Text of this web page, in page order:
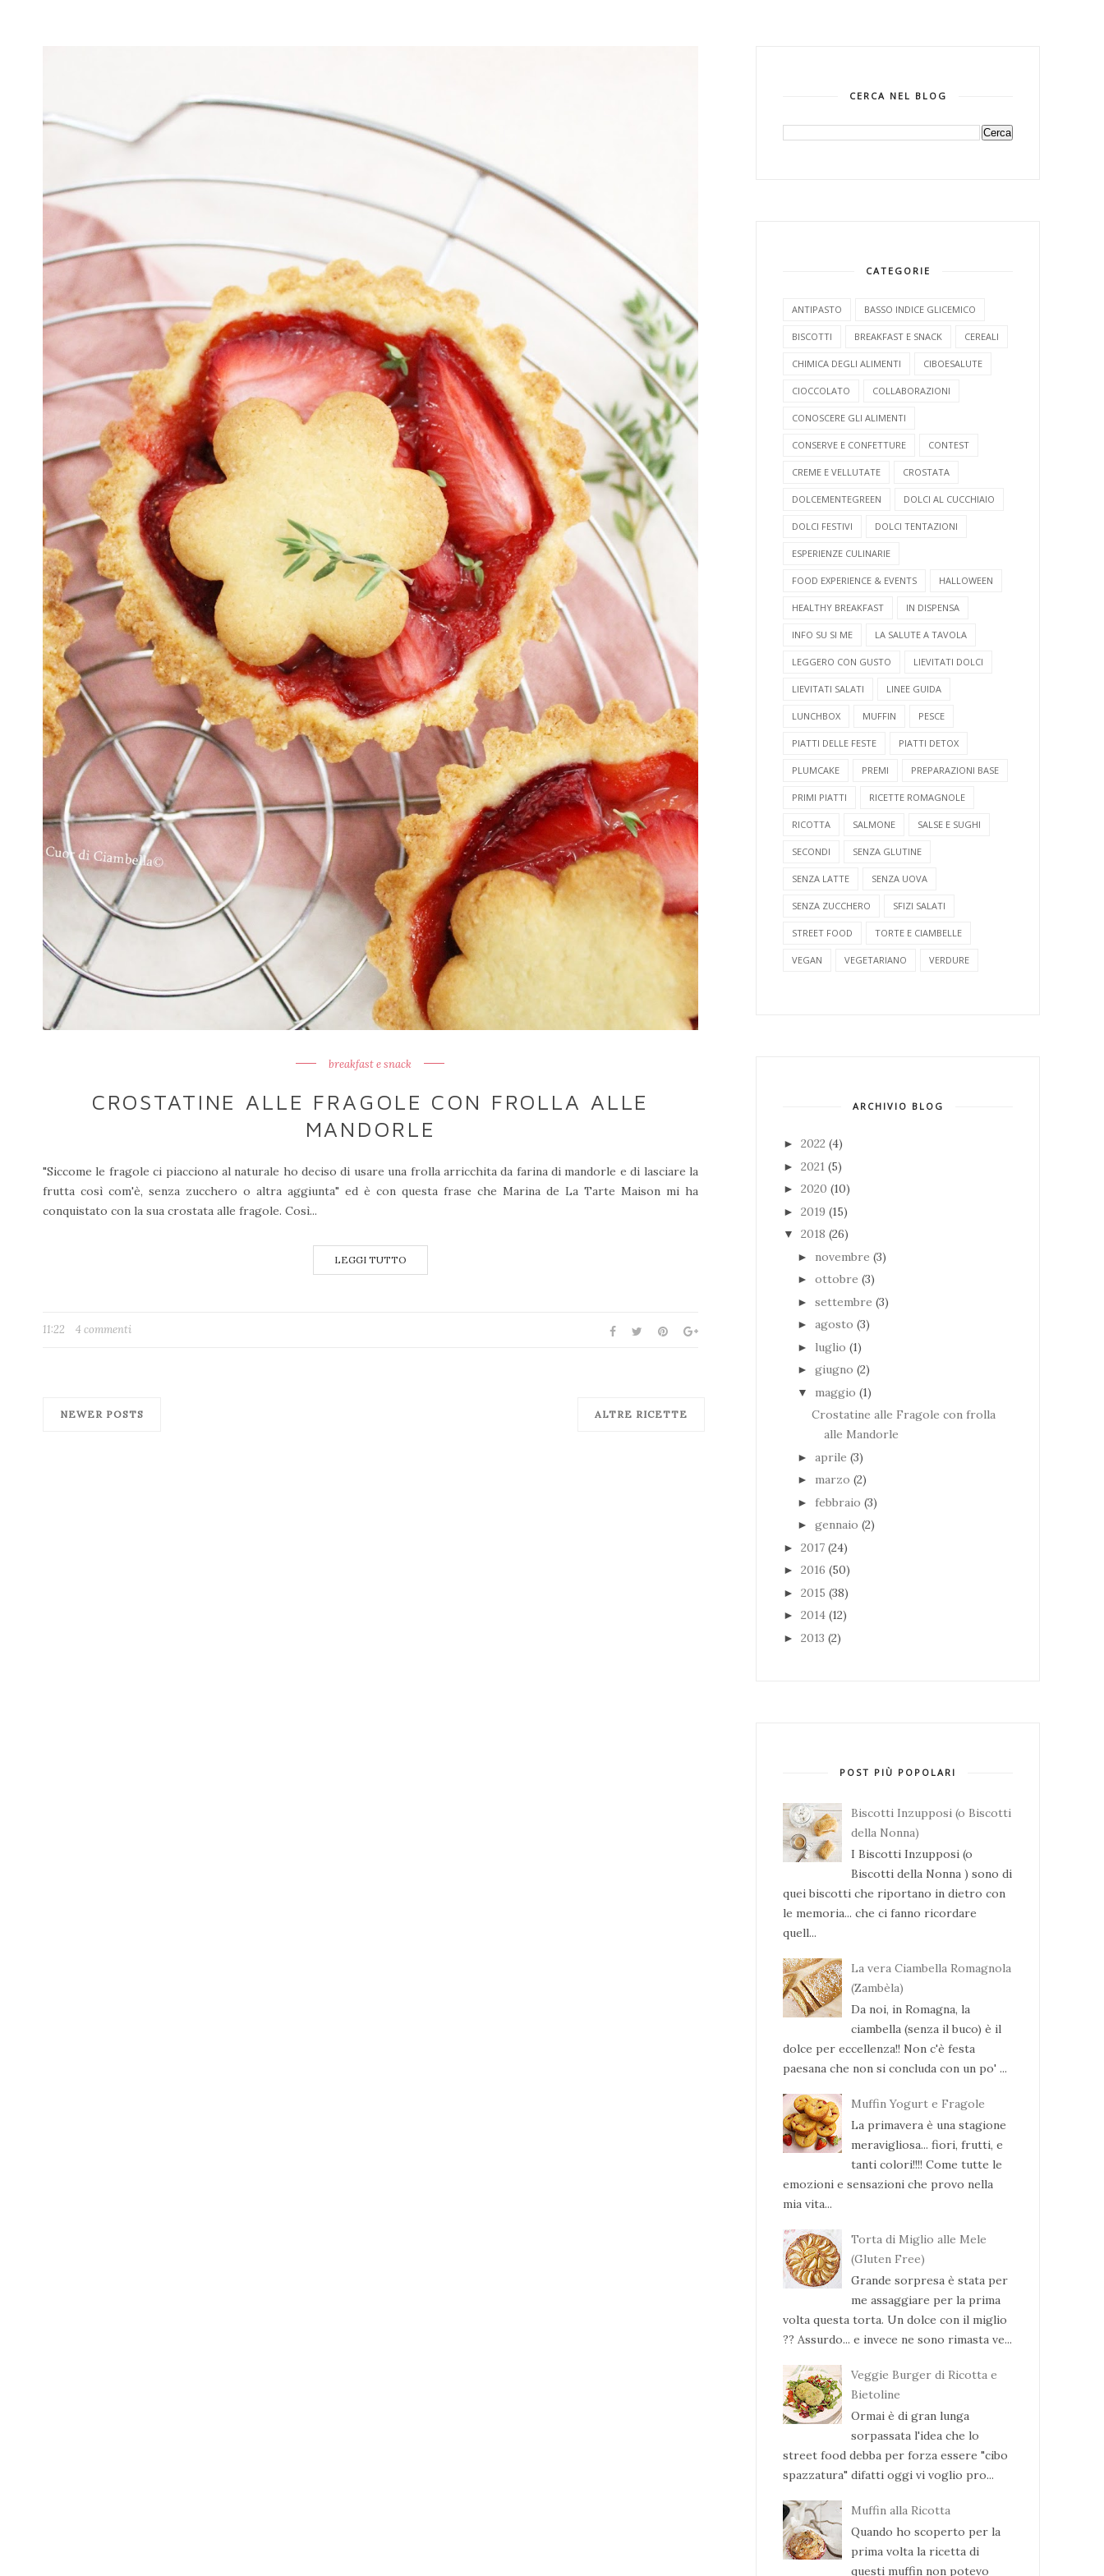
breakfast e snack
CROSTATINE ALLE FRAGOLE CON FROLLA ALLE
MANDORLE
"Siccome le fragole ci piacciono al naturale ho deciso di usare una frolla arricchita da farina di mandorle e di lasciare la
frutta così com'è, senza zucchero o altra aggiunta" ed è con questa frase che Marina de La Tarte Maison mi ha
conquistato con la sua crostata alle fragole. Così...
LEGGI TUTTO
11:22 4 commenti
NEWER POSTS ALTRE RICETTE
CERCA NEL BLOG
CATEGORIE
ANTIPASTO BASSO INDICE GLICEMICO
BISCOTTI BREAKFAST E SNACK CEREALI
CHIMICA DEGLI ALIMENTI CIBOESALUTE
CIOCCOLATO COLLABORAZIONI
CONOSCERE GLI ALIMENTI
CONSERVE E CONFETTURE CONTEST
CREME E VELLUTATE CROSTATA
DOLCEMENTEGREEN DOLCI AL CUCCHIAIO
DOLCI FESTIVI DOLCI TENTAZIONI
ESPERIENZE CULINARIE
FOOD EXPERIENCE & EVENTS HALLOWEEN
HEALTHY BREAKFAST IN DISPENSA
INFO SU SI ME LA SALUTE A TAVOLA
LEGGERO CON GUSTO LIEVITATI DOLCI
LIEVITATI SALATI LINEE GUIDA
LUNCHBOX MUFFIN PESCE
PIATTI DELLE FESTE PIATTI DETOX
PLUMCAKE PREMI PREPARAZIONI BASE
PRIMI PIATTI RICETTE ROMAGNOLE
RICOTTA SALMONE SALSE E SUGHI
SECONDI SENZA GLUTINE
SENZA LATTE SENZA UOVA
SENZA ZUCCHERO SFIZI SALATI
STREET FOOD TORTE E CIAMBELLE
VEGAN VEGETARIANO VERDURE
ARCHIVIO BLOG
► 2022 (4)
► 2021 (5)
► 2020 (10)
► 2019 (15)
▼ 2018 (26)
► novembre (3)
► ottobre (3)
► settembre (3)
► agosto (3)
► luglio (1)
► giugno (2)
▼ maggio (1)
Crostatine alle Fragole con frolla
alle Mandorle
► aprile (3)
► marzo (2)
► febbraio (3)
► gennaio (2)
► 2017 (24)
► 2016 (50)
► 2015 (38)
► 2014 (12)
► 2013 (2)
POST PIÙ POPOLARI
Biscotti Inzupposi (o Biscotti
della Nonna)
I Biscotti Inzupposi (o
Biscotti della Nonna ) sono di
quei biscotti che riportano in dietro con
le memoria... che ci fanno ricordare
quell...
La vera Ciambella Romagnola
(Zambèla)
Da noi, in Romagna, la
ciambella (senza il buco) è il
dolce per eccellenza!! Non c'è festa
paesana che non si concluda con un po' ...
Muffin Yogurt e Fragole
La primavera è una stagione
meravigliosa... fiori, frutti, e
tanti colori!!!! Come tutte le
emozioni e sensazioni che provo nella
mia vita...
Torta di Miglio alle Mele
(Gluten Free)
Grande sorpresa è stata per
me assaggiare per la prima
volta questa torta. Un dolce con il miglio
?? Assurdo... e invece ne sono rimasta ve...
Veggie Burger di Ricotta e
Bietoline
Ormai è di gran lunga
sorpassata l'idea che lo
street food debba per forza essere "cibo
spazzatura" difatti oggi vi voglio pro...
Muffin alla Ricotta
Quando ho scoperto per la
prima volta la ricetta di
questi muffin non potevo